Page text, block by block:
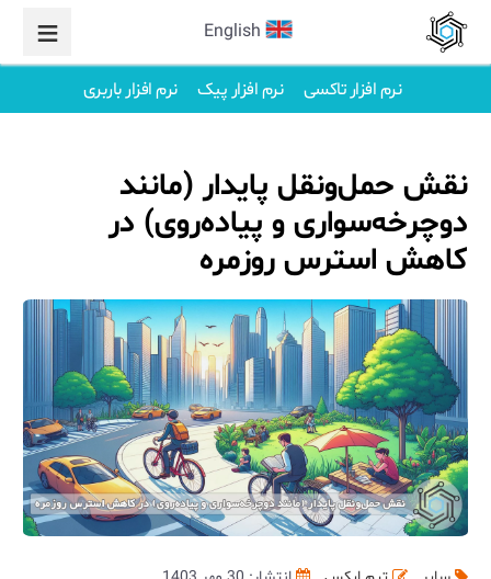
English
نرم افزار تاکسی نرم افزار پیک نرم افزار باربری
نقش حمل‌ونقل پایدار (مانند
دوچرخه‌سواری و پیاده‌روی) در
کاهش استرس روزمره